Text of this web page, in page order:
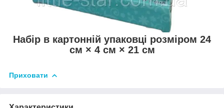
Набір в картонній упаковці розміром 24
см × 4 см × 21 см
Приховати